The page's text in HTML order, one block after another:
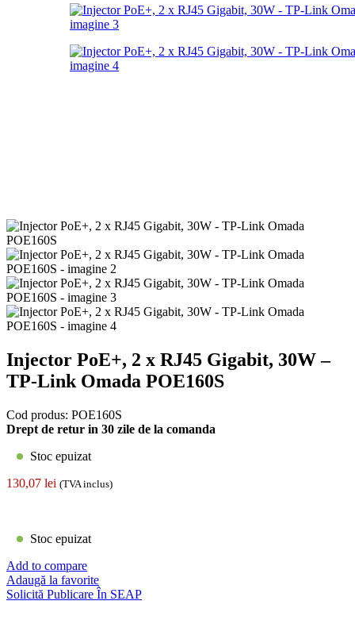
Injector PoE+, 2 x RJ45 Gigabit, 30W –
TP-Link Omada POE160S
Cod produs: POE160S
Drept de retur in 30 zile de la comanda
Stoc epuizat
130,07 lei (TVA inclus)
Stoc epuizat
Add to compare
Adaugă la favorite
Solicită Publicare În SEAP